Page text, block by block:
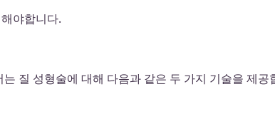
야합니다.
질 성형술에 대해 다음과 같은 두 가지 기술을 제공